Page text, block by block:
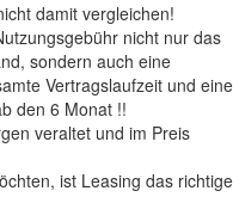
damit vergleichen!
nicht nur das
sondern auch eine
Vertragslaufzeit und eine
den 6 Monat !!
veraltet und im Preis
ist Leasing das richtige